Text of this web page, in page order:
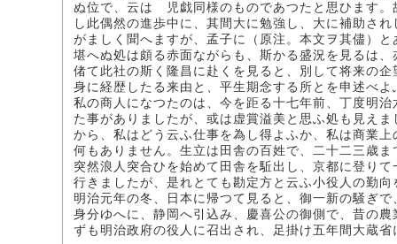
ぬ位で、云はゞ児戯同様のものであつたと思ひます
し此偶然の進歩中に、其間大に勉強し、大に補助さ
がましく聞へますが、孟子に（原注。本文ヲ其儘）
堪へぬ処は頗る赤面ながらも、斯かる盛況を見るは
偖て此社の斯く隆昌に赴くを見ると、別して将来の
身に経歴したる来由と、平生期念する所とを申述べよ
私の商人になつたのは、今を距る十七年前、丁度明
た事がありましたが、或は虚賞溢美と思ふ処も見え
から、私はどう云ふ仕事を為し得よふか、私は商業
何もありません。生立は田舎の百姓で、二十二三歳
突然浪人突合ひを始めて田舎を駈出し、京都に登り
行きましたが、是れとても勘定方と云ふ小役人の勤
明治元年の冬、日本に帰つて見ると、御一新の騒ぎ
身分ゆへに、静岡へ引込み、慶喜公の御側で、昔の
ずも明治政府の役人に召出され、足掛け五年間大蔵